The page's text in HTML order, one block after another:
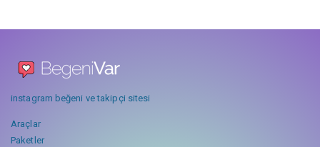
instagram beğeni ve takipçi sitesi
Araçlar
Paketler